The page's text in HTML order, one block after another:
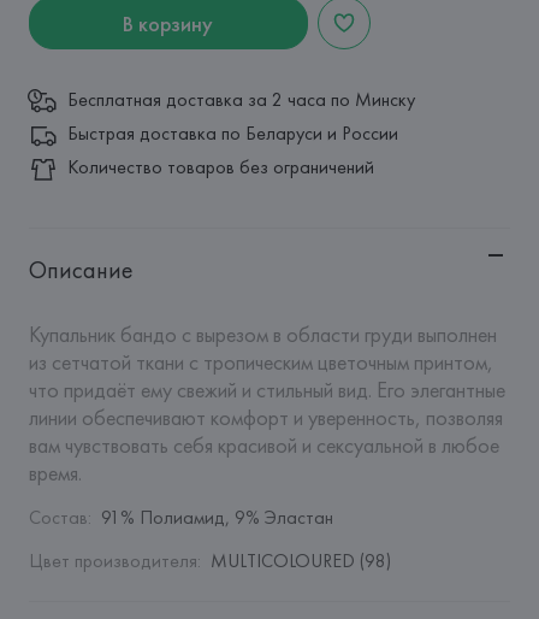
В корзину
Бесплатная доставка за 2 часа по Минску
Быстрая доставка по Беларуси и России
Количество товаров без ограничений
Описание
Купальник бандо с вырезом в области груди выполнен
из сетчатой ткани с тропическим цветочным принтом,
что придаёт ему свежий и стильный вид. Его элегантные
линии обеспечивают комфорт и уверенность, позволяя
вам чувствовать себя красивой и сексуальной в любое
время.
Состав: 91% Полиамид, 9% Эластан
Цвет производителя: MULTICOLOURED (98)